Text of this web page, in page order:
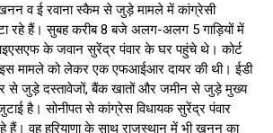
व ई रवाना स्कैम से जुड़े मामले में कांग्रेसी
रहे हैं। सुबह करीब 8 बजे अलग-अलग 5 गाड़ियों में
के जवान सुरेंद्र पंवार के घर पहुंचे थे। कोर्ट
मामले को लेकर एक एफआईआर दायर की थी। ईडी
से जुड़े दस्तावेजों, बैंक खातों और जमीन से जुड़े मुख्य
है। सोनीपत से कांग्रेस विधायक सुरेंद्र पंवार
हैं। वह हरियाणा के साथ राजस्थान में भी खनन का